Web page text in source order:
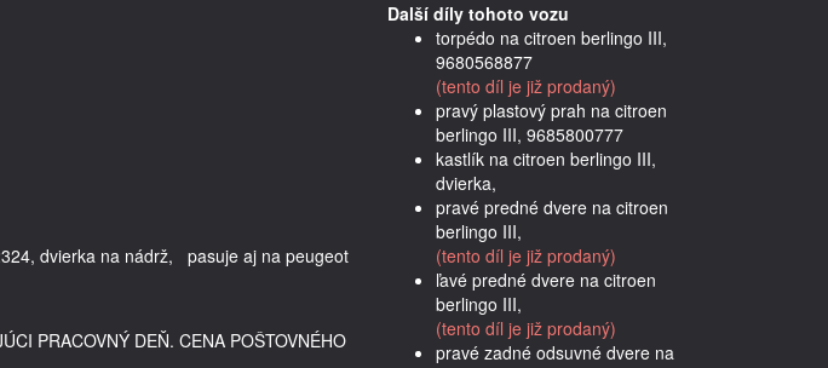
dvierka na nádrž,   pasuje aj na peugeot
PRACOVNÝ DEŇ. CENA POŠTOVNÉHO
Další díly tohoto vozu
torpédo na citroen berlingo III,
9680568877
(tento díl je již prodaný)
pravý plastový prah na citroen
berlingo III, 9685800777
kastlík na citroen berlingo III,
dvierka,
pravé predné dvere na citroen
berlingo III,
(tento díl je již prodaný)
ľavé predné dvere na citroen
berlingo III,
(tento díl je již prodaný)
pravé zadné odsuvné dvere na